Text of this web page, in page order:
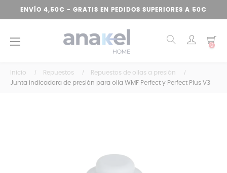
ENVÍO 4,50€ - GRATIS EN PEDIDOS SUPERIORES A 50€
Navegación
☰ 0
Inicio Repuestos
Repuestos de ollas a presión
Junta indicadora de presión para olla WMF Perfect y Perfect Plus V3